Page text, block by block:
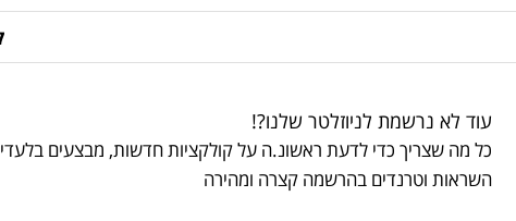
עוד לא נרשמת לניוזלטר שלנו?!
כל מה שצריך כדי לדעת ראשונ.ה על קולקציות חדשות, מבצעים
השראות וטרנדים בהרשמה קצרה ומהירה